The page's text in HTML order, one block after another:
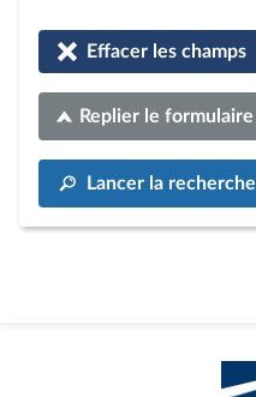
Effacer les champs
Replier le formulaire
Lancer la recherche